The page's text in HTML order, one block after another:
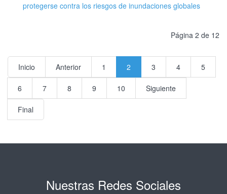
protegerse contra los riesgos de inundaciones globales
Página 2 de 12
Inicio Anterior 1 2 3 4 5
6 7 8 9 10 Siguiente
Final
Nuestras Redes Sociales